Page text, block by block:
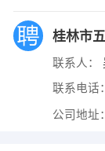
桂林市
联系人：
联系电话：
公司地址：